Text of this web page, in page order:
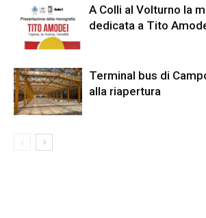
A Colli al Volturno la
dedicata a Tito
Terminal bus di
alla riapertura